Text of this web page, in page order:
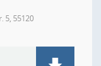
5, 55120